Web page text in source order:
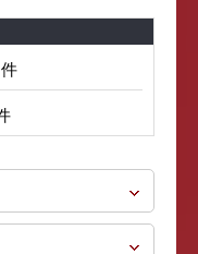
件